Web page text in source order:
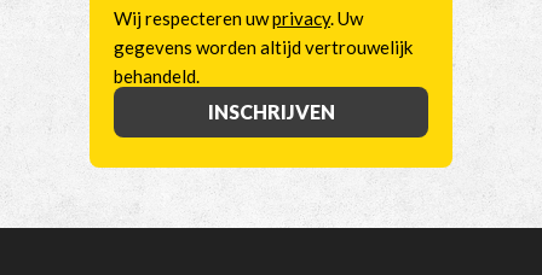
a
i
l
*
Wij respecteren uwprivacy. Uw
gegevens worden altijd vertrouwelijk
behandeld.
INSCHRIJVEN